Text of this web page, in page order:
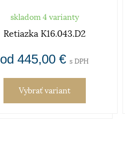
skladom 4 varianty
Retiazka K16.043.D2
od 445,00 € s DPH
Vybrať variant